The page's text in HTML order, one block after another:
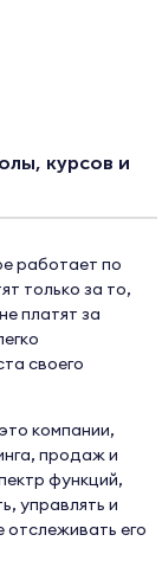
курсов и
работает по
только за то,
платят за
своего
компании,
продаж и
функций,
управлять и
его